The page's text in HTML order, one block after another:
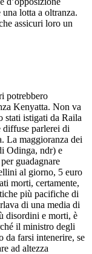
lotta a oltranza.
assicuri loro un
potrebbero
Kenyatta. Non va
stati istigati da Raila
parlerei di
La maggioranza dei
Odinga, ndr) e
guadagnare
al giorno, 5 euro
morti, certamente,
più pacifiche di
di una media di
disordini e morti, è
il ministro degli
da farsi intenerire, se
ad altezza